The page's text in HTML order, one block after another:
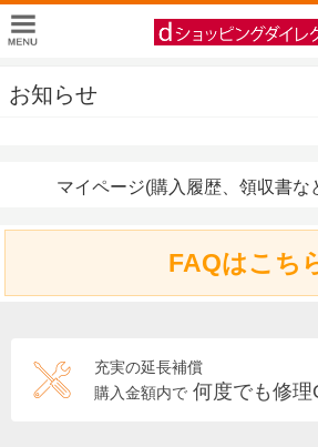
お知らせ
マイページ(購入履歴、領収書な
FAQはこち
充実の延長補償
購入金額内で 何度でも修理